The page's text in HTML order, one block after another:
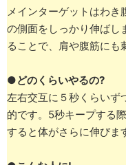
メインターゲットはわ
の側面をしっかり伸ばし
ることで、肩や腹筋にも
●どのくらいやるの?
左右交互に５秒くらいず
的です。5秒キープする
すると体がさらに伸びま